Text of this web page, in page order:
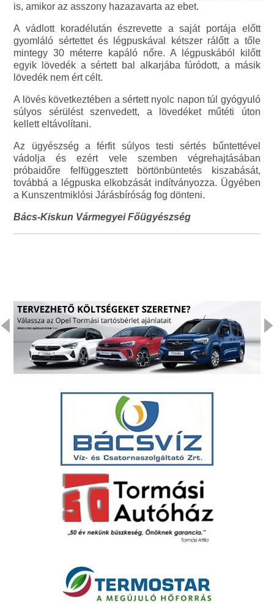
is, amikor az asszony hazazavarta az ebet.
A vádlott koradélután észrevette a saját portája előtt
gyomláló sértettet és légpuskával kétszer rálőtt a tőle
mintegy 30 méterre kapáló nőre. A légpuskából kilőtt
egyik lövedék a sértett bal alkarjába fúródott, a másik
lövedék nem ért célt.
A lövés következtében a sértett nyolc napon túl gyógyuló
súlyos sérülést szenvedett, a lövedéket műtéti úton
kellett eltávolítani.
Az ügyészség a férfit súlyos testi sértés bűntettével
vádolja és ezért vele szemben végrehajtásában
próbaidőre felfüggesztett börtönbüntetés kiszabását,
továbbá a légpuska elkobzását indítványozza. Ügyében
a Kunszentmiklósi Járásbíróság fog dönteni.
Bács-Kiskun Vármegyei Főügyészség